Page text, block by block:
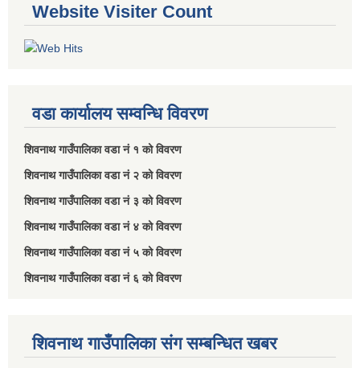
Website Visiter Count
वडा कार्यालय सम्वन्धि विवरण
शिवनाथ गाउँपालिका वडा नं‌ १ को विवरण
शिवनाथ गाउँपालिका वडा नं‌ २ को विवरण
शिवनाथ गाउँपालिका वडा नं‌ ३ को विवरण
शिवनाथ गाउँपालिका वडा नं‌ ४ को विवरण
शिवनाथ गाउँपालिका वडा नं‌ ५ को विवरण
शिवनाथ गाउँपालिका वडा नं‌ ६ को विवरण
शिवनाथ गाउँपालिका संग सम्बन्धित खबर